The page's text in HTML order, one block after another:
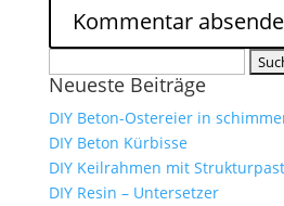
nach:
Neueste Beiträge
DIY Beton-Ostereier in
DIY Beton Kürbisse
DIY Keilrahmen mit
DIY Resin – Untersetzer